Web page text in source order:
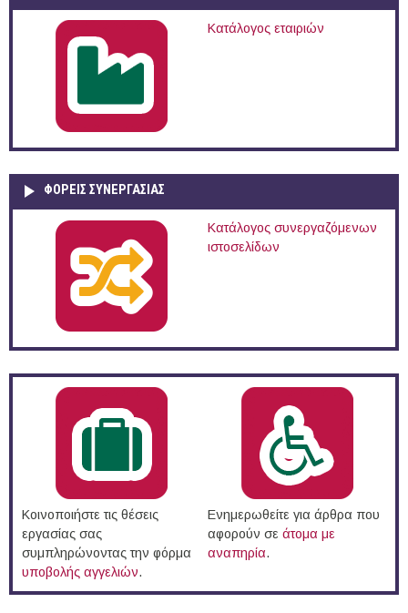
Κατάλογος εταιριών
ΦΟΡΕΙΣ ΣΥΝΕΡΓΑΣΙΑΣ
Κατάλογος συνεργαζόμενων
ιστοσελίδων
Κοινοποιήστε τις θέσεις
εργασίας σας
συμπληρώνοντας την φόρμα
υποβολής αγγελιών.
Ενημερωθείτε για άρθρα που
αφορούν σε άτομα με
αναπηρία.